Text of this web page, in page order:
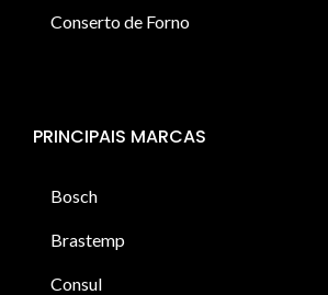
Conserto de Forno
PRINCIPAIS MARCAS
Bosch
Brastemp
Consul